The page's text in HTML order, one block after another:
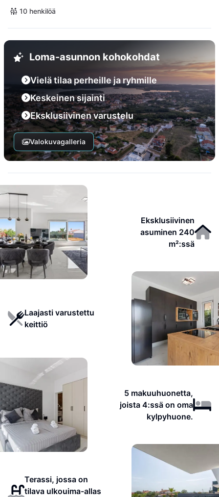
10 henkilöä
Loma-asunnon kohokohdat
Vielä tilaa perheille ja ryhmille
Keskeinen sijainti
Eksklusiivinen varustelu
Valokuvagalleria
Eksklusiivinen
asuminen 240
m²:ssä
Laajasti varustettu
keittiö
5 makuuhuonetta,
joista 4:ssä on oma
kylpyhuone.
Terassi, jossa on
tilava ulkouima-allas